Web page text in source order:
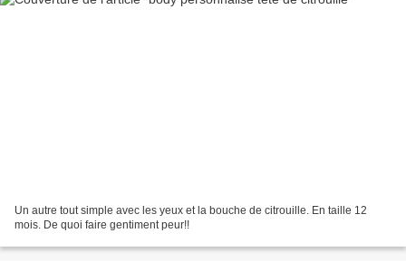
Un autre tout simple avec les yeux et la bouche de citrouille. En taille 12
mois. De quoi faire gentiment peur!!